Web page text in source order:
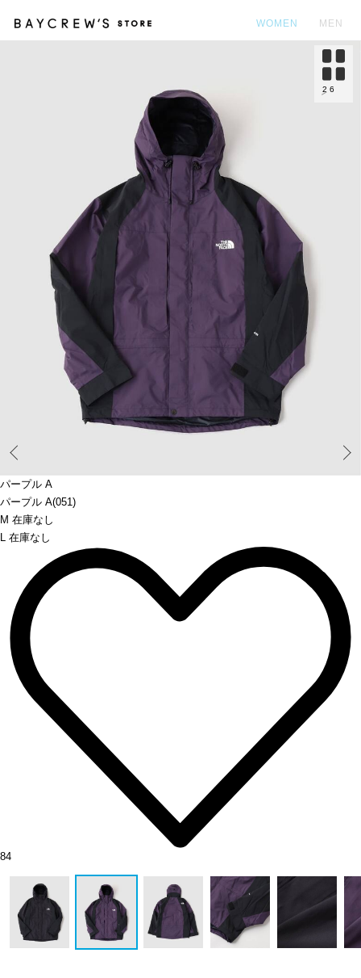
WOMEN MEN
パープル A
パープル A(051)
M 在庫なし
L 在庫なし
2 6
84